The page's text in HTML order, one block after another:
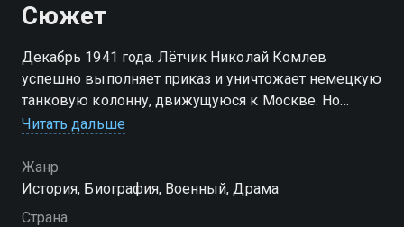
Сюжет
Декабрь 1941 года. Лётчик Николай Комлев
успешно выполняет приказ и уничтожает немецкую
танковую колонну, движущуюся к Москве. Но
самолёт Комлева подбит вражескими
глухую лесную поляну
Читать дальше
Жанр
История, Биография, Военный, Драма
Страна